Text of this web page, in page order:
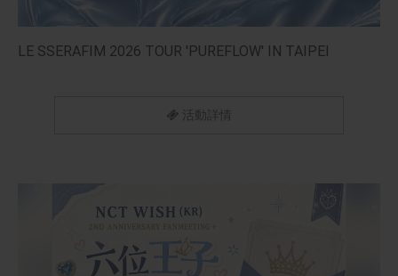
LE SSERAFIM 2026 TOUR 'PUREFLOW' IN TAIPEI
活動詳情